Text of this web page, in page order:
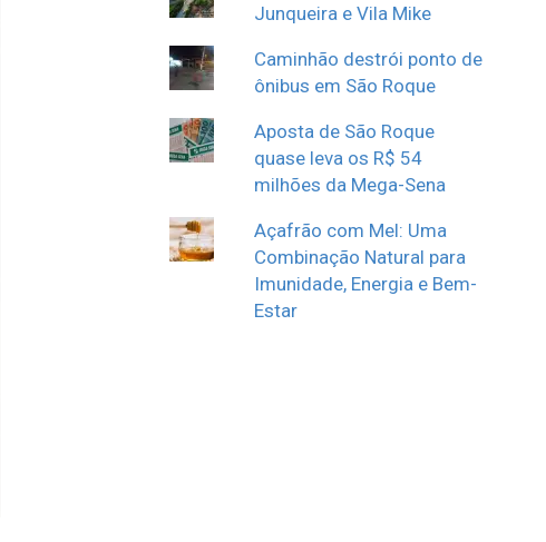
Junqueira e Vila Mike
Caminhão destrói ponto de
ônibus em São Roque
Aposta de São Roque
quase leva os R$ 54
milhões da Mega-Sena
Açafrão com Mel: Uma
Combinação Natural para
Imunidade, Energia e Bem-
Estar